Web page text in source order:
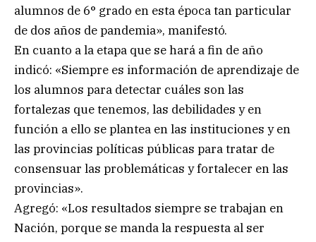
alumnos de 6° grado en esta época tan particular
de dos años de pandemia», manifestó.
En cuanto a la etapa que se hará a fin de año
indicó: «Siempre es información de aprendizaje de
los alumnos para detectar cuáles son las
fortalezas que tenemos, las debilidades y en
función a ello se plantea en las instituciones y en
las provincias políticas públicas para tratar de
consensuar las problemáticas y fortalecer en las
provincias».
Agregó: «Los resultados siempre se trabajan en
Nación, porque se manda la respuesta al ser